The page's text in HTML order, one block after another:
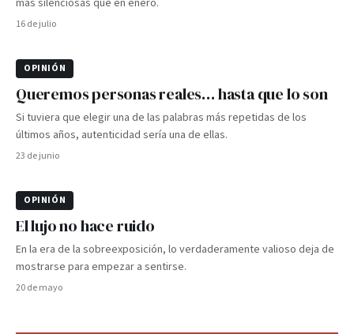
más silenciosas que en enero.
16 de julio
OPINIÓN
Queremos personas reales… hasta que lo son
Si tuviera que elegir una de las palabras más repetidas de los
últimos años, autenticidad sería una de ellas.
23 de junio
OPINIÓN
El lujo no hace ruido
En la era de la sobreexposición, lo verdaderamente valioso deja de
mostrarse para empezar a sentirse.
20 de mayo